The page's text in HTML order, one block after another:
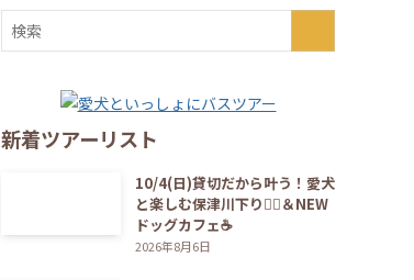
新着ツアーリスト
10/4(日)貸切だから叶う！愛犬
と楽しむ保津川下り🚣‍♀️＆NEW
ドッグカフェ☕️
2026年8月6日